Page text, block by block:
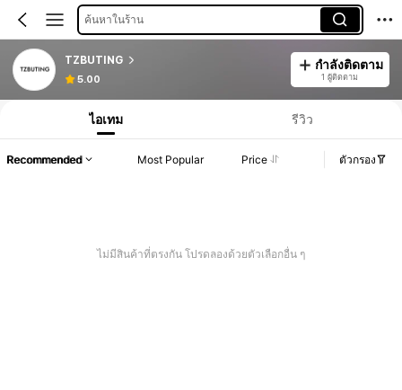
ค้นหาในร้าน
TZBUTING
5.00
กำลังติดตาม
1 ผู้ติดตาม
ไอเทม รีวิว
Recommended Most Popular Price ตัวกรอง
ไม่มีสินค้าที่ตรงกัน โปรดลองด้วยตัวเลือกอื่น ๆ